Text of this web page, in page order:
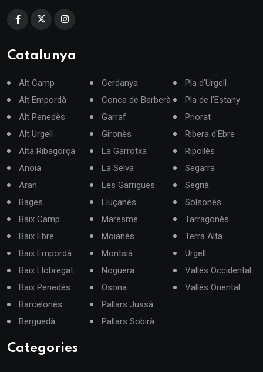
Catalunya
Alt Camp
Alt Empordà
Alt Penedès
Alt Urgell
Alta Ribagorça
Anoia
Aran
Bages
Baix Camp
Baix Ebre
Baix Empordà
Baix Llobregat
Baix Penedès
Barcelonès
Berguedà
Cerdanya
Conca de Barberà
Garraf
Gironès
La Garrotxa
La Selva
Les Garrigues
Lluçanès
Maresme
Moianès
Montsià
Noguera
Osona
Pallars Jussà
Pallars Sobirà
Pla d'Urgell
Pla de l'Estany
Priorat
Ribera d'Ebre
Ripollès
Segarra
Segrià
Solsonès
Tarragonès
Terra Alta
Urgell
Vallès Occidental
Vallès Oriental
Categories